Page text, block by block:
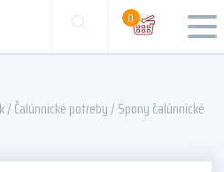
0
/ Čalúnnické potreby/ Spony čalúnnické